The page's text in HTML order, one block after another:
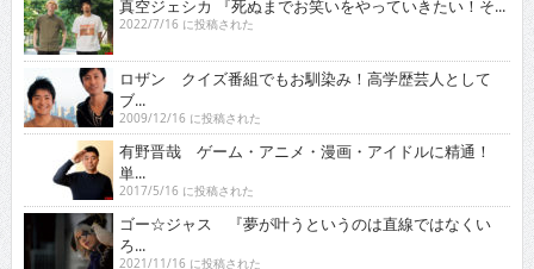
真空ジェシカ 『死ぬまでお笑いをやっていきたい！そ...
2022/7/16 に投稿された
ロザン クイズ番組でもお馴染み！高学歴芸人として
ブ...
2009/12/16 に投稿された
有野晋哉 ゲーム・アニメ・漫画・アイドルに精通！
単...
2017/5/16 に投稿された
ゴー☆ジャス 『夢が叶うというのは直線ではなくい
ろ...
2021/11/16 に投稿された